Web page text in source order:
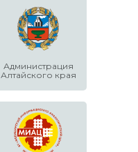
Администрация
Алтайского края